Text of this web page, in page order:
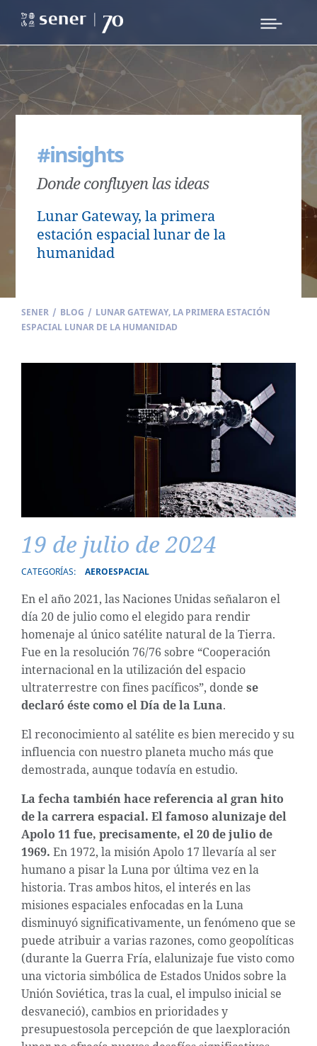
#insights
Donde confluyen las ideas
Lunar Gateway, la primera
estación espacial lunar de la
humanidad
SENER / BLOG / LUNAR GATEWAY, LA PRIMERA ESTACIÓN
ESPACIAL LUNAR DE LA HUMANIDAD
19 de julio de 2024
CATEGORÍAS: AEROESPACIAL
En el año 2021, las Naciones Unidas señalaron el
día 20 de julio como el elegido para rendir
homenaje al único satélite natural de la Tierra.
Fue en la resolución 76/76 sobre “Cooperación
internacional en la utilización del espacio
ultraterrestre con fines pacíficos”, donde se
declaró éste como el Día de la Luna.
El reconocimiento al satélite es bien merecido y su
influencia con nuestro planeta mucho más que
demostrada, aunque todavía en estudio.
La fecha también hace referencia al gran hito
de la carrera espacial. El famoso alunizaje del
Apolo 11 fue, precisamente, el 20 de julio de
1969. En 1972, la misión Apolo 17 llevaría al ser
humano a pisar la Luna por última vez en la
historia. Tras ambos hitos, el interés en las
misiones espaciales enfocadas en la Luna
disminuyó significativamente, un fenómeno que se
puede atribuir a varias razones, como geopolíticas
(durante la Guerra Fría, elalunizaje fue visto como
una victoria simbólica de Estados Unidos sobre la
Unión Soviética, tras la cual, el impulso inicial se
desvaneció), cambios en prioridades y
presupuestosola percepción de que laexploración